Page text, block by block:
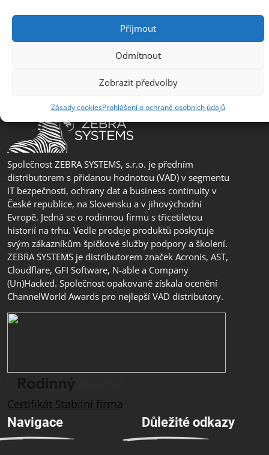
Příjmout
Odmítnout
Zobrazit předvolby
Zásady cookiesProhlášení o ochraně osobních údajů
+385 99 3241 770 (HR) +381 61 6231 777
(SRB)
nebojsa.stankic@zebra.cz
Společnost ZEBRA SYSTEMS, s.r.o. je předním
distributorem s přidanou hodnotou (VAD) v segmentu
IT bezpečnosti, ochrany dat a business continuity v
České republice, na Slovensku a v jihovýchodní
Evropě. Jedná se o rodinnou firmu s třicetiletou
historií na trhu. Vedle prodeje produktů poskytuje
svým zákazníkům špičkové služby podpory a školení.
ZEBRA SYSTEMS je distributorem značek Acronis, AST,
Cloudflare, GFI Software, N-able a Company
(Un)Hacked. Společnost opakovaně získala ocenění
ChannelWorld Awards pro nejlepší VAD distributory.
Certifikát Stabilní firma
Navigace Důležité odkazy